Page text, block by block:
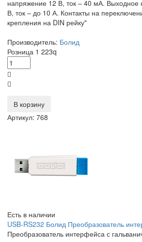
напряжение 12 В, ток – 40 мА. Выходное
В, ток – до 10 А. Контакты на
крепления на DIN рейку"
Производитель: Болид
Розница 1 223q
В корзину
Артикул: 768
Есть в наличии
USB-RS232 Болид Преобразователь
Преобразователь интерфейса с